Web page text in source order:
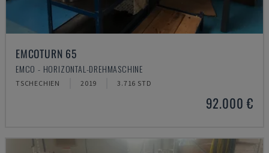
EMCOTURN 65
EMCO - HORIZONTAL-DREHMASCHINE
TSCHECHIEN 2019 3.716 STD
92.000 €